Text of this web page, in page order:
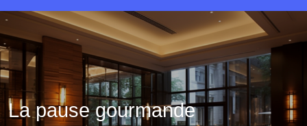
La pause gourmande